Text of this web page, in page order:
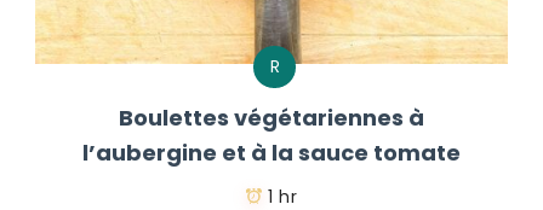
R
Boulettes végétariennes à
l’aubergine et à la sauce tomate
1 hr